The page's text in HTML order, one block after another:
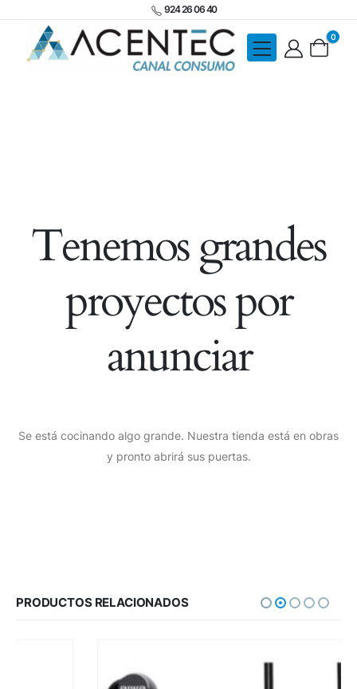
924 26 06 40
0
Tenemos grandes
proyectos por
anunciar
Se está cocinando algo grande. Nuestra tienda está en obras
y pronto abrirá sus puertas.
PRODUCTOS RELACIONADOS